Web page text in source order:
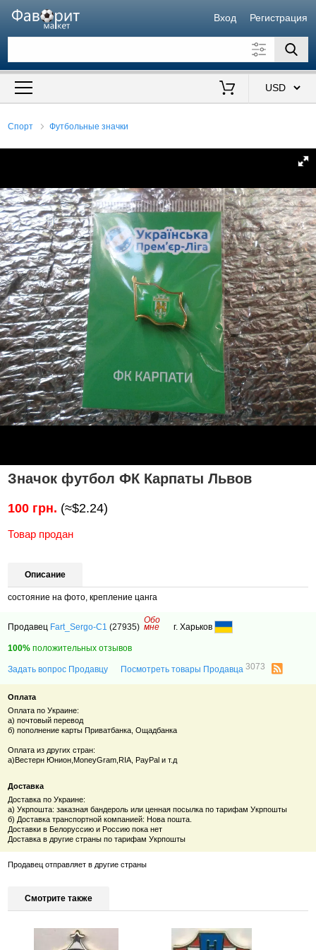
Вход Регистрация
Искать также в описании
Спорт Футбольные значки
Значок футбол ФК Карпаты Львов
100 грн. (≈$2.24)
Товар продан
Описание
состояние на фото, крепление цанга
Продавец Fart_Sergo-C1 (27935)
Обо
мне г. Харьков
100% положительных отзывов
Задать вопрос Продавцу Посмотреть товары Продавца3073
Оплата
Оплата по Украине:
а) почтовый перевод
б) пополнение карты Приватбанка, Ощадбанка
Оплата из других стран:
а)Вестерн Юнион,MoneyGram,RIA, PayPal и т.д
Доставка
Доставка по Украине:
а) Укрпошта: заказная бандероль или ценная посылка по тарифам Укрпошты
б) Доставка транспортной компанией: Нова пошта.
Доставки в Белоруссию и Россию пока нет
Доставка в другие страны по тарифам Укрпошты
Продавец отправляет в другие страны
Смотрите также